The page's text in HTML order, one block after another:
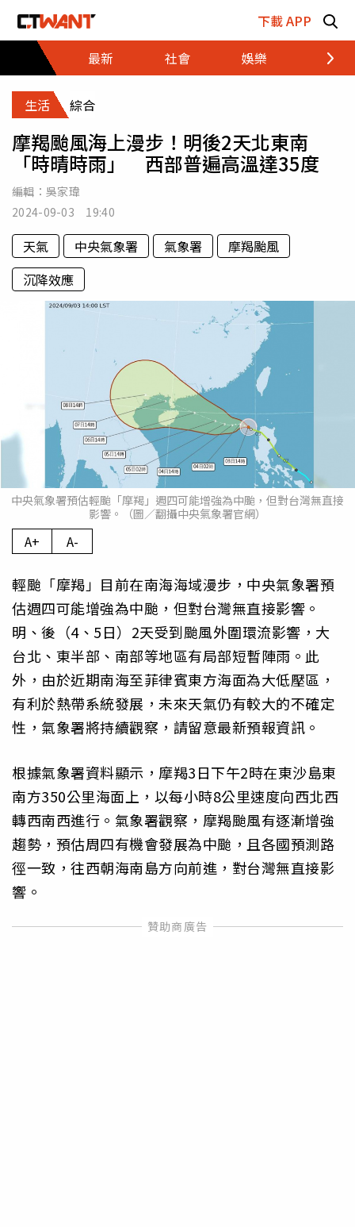
下載 APP
最新
社會 娛樂 財經
生活 綜合
摩羯颱風海上漫步！明後2天北東南
「時晴時雨」 西部普遍高溫達35度
編輯： 吳家瑋
2024-09-03 19:40
天氣 中央氣象署 氣象署
摩羯颱風
沉降效應
中央氣象署預估輕颱「摩羯」週四可能增強為中颱，但對台灣無直接
影響。（圖／翻攝中央氣象署官網）
A+ A-
輕颱「摩羯」目前在南海海域漫步，中央氣象署預
估週四可能增強為中颱，但對台灣無直接影響。
明、後（4、5日）2天受到颱風外圍環流影響，大
台北、東半部、南部等地區有局部短暫陣雨。此
外，由於近期南海至菲律賓東方海面為大低壓區，
有利於熱帶系統發展，未來天氣仍有較大的不確定
性，氣象署將持續觀察，請留意最新預報資訊。
根據氣象署資料顯示，摩羯3日下午2時在東沙島東
南方350公里海面上，以每小時8公里速度向西北西
轉西南西進行。氣象署觀察，摩羯颱風有逐漸增強
趨勢，預估周四有機會發展為中颱，且各國預測路
徑一致，往西朝海南島方向前進，對台灣無直接影
響。